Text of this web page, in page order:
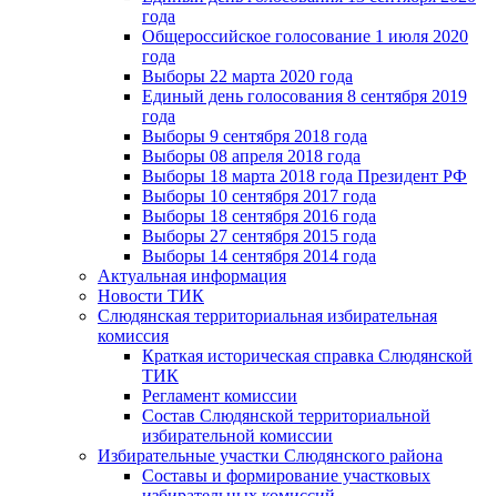
года
Общероссийское голосование 1 июля 2020
года
Выборы 22 марта 2020 года
Единый день голосования 8 сентября 2019
года
Выборы 9 сентября 2018 года
Выборы 08 апреля 2018 года
Выборы 18 марта 2018 года Президент РФ
Выборы 10 сентября 2017 года
Выборы 18 сентября 2016 года
Выборы 27 сентября 2015 года
Выборы 14 сентября 2014 года
Актуальная информация
Новости ТИК
Слюдянская территориальная избирательная
комиссия
Краткая историческая справка Слюдянской
ТИК
Регламент комиссии
Состав Слюдянской территориальной
избирательной комиссии
Избирательные участки Слюдянского района
Составы и формирование участковых